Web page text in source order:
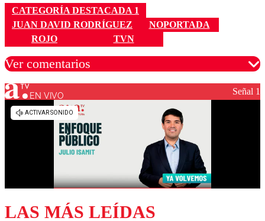
CATEGORÍA DESTACADA 1
JUAN DAVID RODRÍGUEZ
NOPORTADA
ROJO
TVN
Ver comentarios
Los comentarios son moderados para garantizar un
diálogo respetuoso.
EN VIVO Señal 1
LAS MÁS LEÍDAS